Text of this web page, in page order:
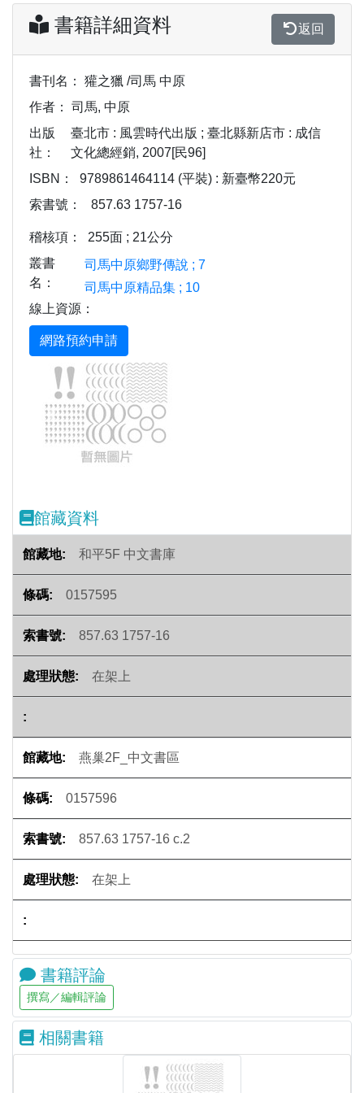
書籍詳細資料 返回
書刊名：
獾之獵 /司馬 中原
作者：
司馬, 中原
出版
社：
臺北市 : 風雲時代出版 ; 臺北縣新店市 : 成信
文化總經銷, 2007[民96]
ISBN：
9789861464114 (平裝) : 新臺幣220元
索書號：
857.63 1757-16
稽核項：
255面 ; 21公分
叢書
名：
司馬中原鄉野傳說 ; 7
司馬中原精品集 ; 10
線上資源：
Previous
館藏資料
和平5F 中文書庫
0157595
857.63 1757-16
在架上
燕巢2F_中文書區
0157596
857.63 1757-16 c.2
在架上
書籍評論
相關書籍